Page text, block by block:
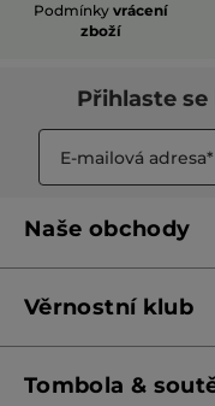
Podmínky vrácení
zboží
Přihlaste
Naše obchody
Franšízing
Věrnostní klub
Pravidla věrnostního
Tombola &